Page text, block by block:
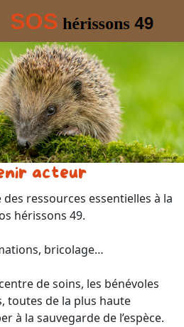
acteur
ressources essentielles à la
hérissons 49.
bricolage…
de soins, les bénévoles
toutes de la plus haute
à la sauvegarde de l’espèce.